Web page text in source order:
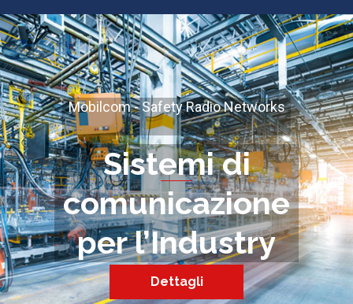
Sistemi di
comunicazione
per l’Industry
Mobilcom - Safety Radio Networks
Dettagli